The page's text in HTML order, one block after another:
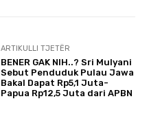
ARTIKULLI TJETËR
BENER GAK NIH..? Sri Mulyani
Sebut Penduduk Pulau Jawa
Bakal Dapat Rp5,1 Juta-
Papua Rp12,5 Juta dari APBN